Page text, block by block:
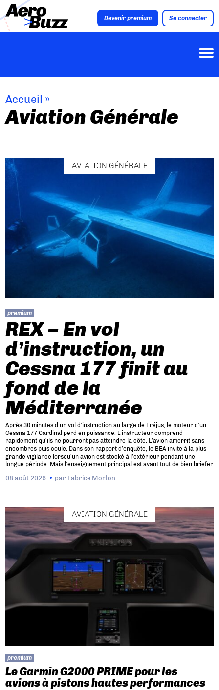
Devenir premium Se connecter
Accueil »
Aviation Générale
AVIATION GÉNÉRALE
premium
REX – En vol
d’instruction, un
Cessna 177 finit au
fond de la
Méditerranée
Après 30 minutes d’un vol d’instruction au large de Fréjus, le moteur d’un
Cessna 177 Cardinal perd en puissance. L’instructeur comprend
rapidement qu’ils ne pourront pas atteindre la côte. L’avion amerrit sans
encombres puis coule. Dans son rapport d’enquête, le BEA invite à la plus
grande vigilance lorsqu’un avion est stocké à l’extérieur pendant une
longue période. Mais l’enseignement principal est avant tout de bien briefer
08 août 2026 par Fabrice Morlon
AVIATION GÉNÉRALE
premium
Le Garmin G2000 PRIME pour les
avions à pistons hautes performances